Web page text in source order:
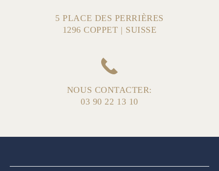
5 PLACE DES PERRIÈRES
1296 COPPET | SUISSE
NOUS CONTACTER:
03 90 22 13 10
−